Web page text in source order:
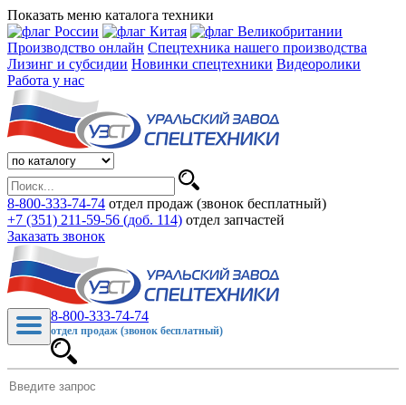
Показать меню каталога техники
Производство онлайн Спецтехника нашего производства
Лизинг и субсидии Новинки спецтехники Видеоролики
Работа у нас
8-800-333-74-74 отдел продаж (звонок бесплатный)
+7 (351) 211-59-56 (доб. 114) отдел запчастей
Заказать звонок
8-800-333-74-74
отдел продаж (звонок бесплатный)